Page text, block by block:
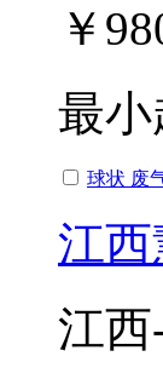
￥
最小
球状 废
江西
江